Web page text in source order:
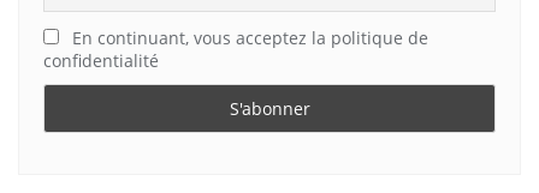
En continuant, vous acceptez la politique de
confidentialité